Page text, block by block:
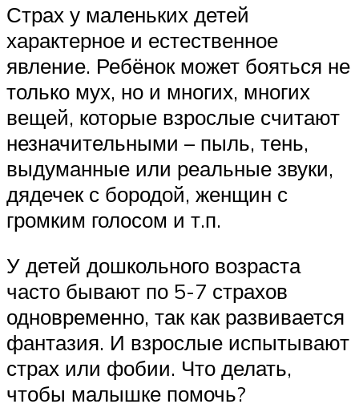
Страх у маленьких детей
характерное и естественное
явление. Ребёнок может бояться не
только мух, но и многих, многих
вещей, которые взрослые считают
незначительными – пыль, тень,
выдуманные или реальные звуки,
дядечек с бородой, женщин с
громким голосом и т.п.
У детей дошкольного возраста
часто бывают по 5-7 страхов
одновременно, так как развивается
фантазия. И взрослые испытывают
страх или фобии. Что делать,
чтобы малышке помочь?